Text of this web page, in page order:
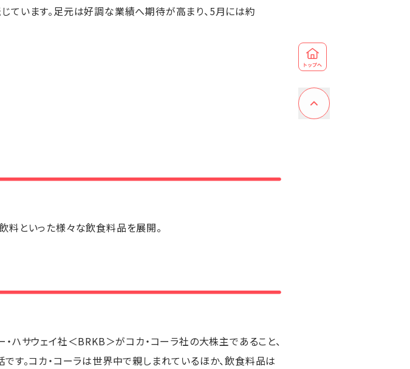
ています。足元は好調な業績へ期待が高まり、5月には約
料といった様々な飲食料品を展開。
ハサウェイ社＜BRKB＞がコカ・コーラ社の大株主であること、
す。コカ・コーラは世界中で親しまれているほか、飲食料品は